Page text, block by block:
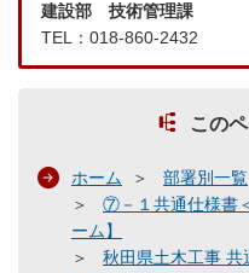
建設部 技術管理課
TEL：018-860-2432
この
ホーム 部署別一覧
⑦－１共通仕様書
ーム】
秋田県土木工事 共